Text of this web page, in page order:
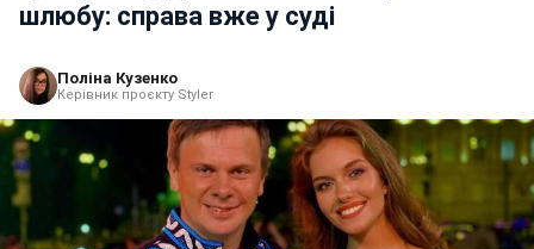
шлюбу: справа вже у суді
Поліна Кузенко
Керівник проєкту Styler